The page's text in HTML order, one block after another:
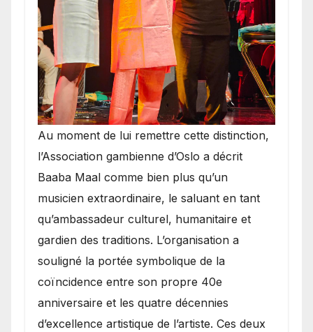
​Au moment de lui remettre cette distinction,
l’Association gambienne d’Oslo a décrit
Baaba Maal comme bien plus qu’un
musicien extraordinaire, le saluant en tant
qu’ambassadeur culturel, humanitaire et
gardien des traditions. L’organisation a
souligné la portée symbolique de la
coïncidence entre son propre 40e
anniversaire et les quatre décennies
d’excellence artistique de l’artiste. Ces deux